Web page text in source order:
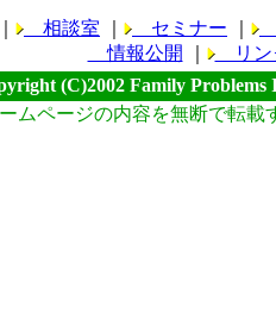
相談室 セミナー
情報公開
リン
(C)2002 Family
ムページの内容を無断で転載